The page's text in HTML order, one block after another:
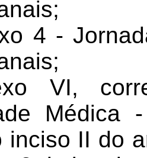
4 -
VI,
inciso II do